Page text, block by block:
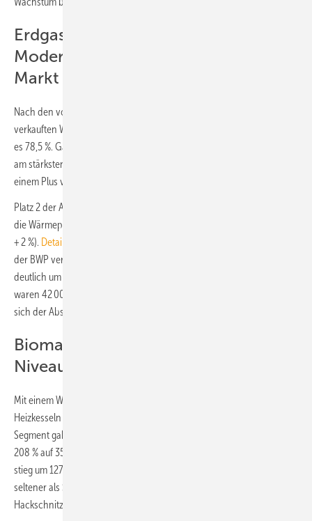
Erdgas bleibt im von
Modernisierungen bestimmten
Markt dominant
Nach den vom BDH nun vorgelegten Zahlen, werden 74 % der 2020
verkauften Wärmeerzeuger mit Erdgas betrieben, im Jahr 2019 waren
es 78,5 %. Gas-Brennwertheizkessel waren mit großem Abstand die
am stärksten nachgefragte Heizungslösung mit 553 500 Geräten und
einem Plus von 7 %.
Platz 2 der Absatzstatistik 2020 belegt mit 120 000 verkauften Geräten
die Wärmepumpe – bei einem kräftigen Wachstum von 40 % (2019:
+ 2 %). Detaillierte Zahlen zum Wärmepumpenmarkt 2020
der BWP veröffentlicht. Der Absatz von Öl-Heizungen ging erneut
deutlich um 15 % zurück (2019: – 17 %). Von den 44 500 Öl-Heizkesseln
waren 42 000 Öl-Brennwertheizkessel. Bei Tanksystemen verringerte
sich der Absatz um 29 % auf 33 500 Stück.
Biomasse: Boom von niedrigem
Niveau
Mit einem Wachstum von 138 % ist die Nachfrage nach Biomasse-
Heizkesseln signifikant auf 54 000 Geräte gestiegen. Im Biomasse-
Segment gab es auch den größten Sprung: Pellet-Heizkessel legten um
208 % auf 35 000 Geräte zu. Auch der Absatz bei Kombi-Heizkesseln
stieg um 127 % erheblich, sie wurden aber mit 4500 Geräten deutlich
seltener als Scheitholz-Heizkessel (8500 Stück; + 35 %) und
Hackschnitzel-Heizkessel (6000 Stück; + 98 %) geordert.